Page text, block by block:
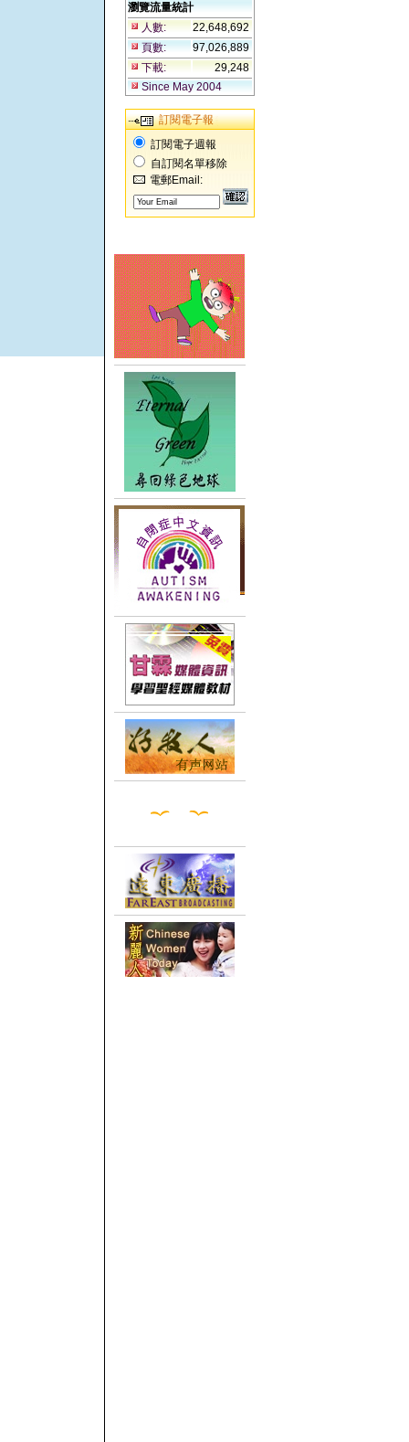
瀏覽流量統計
人數:
22,648,692
頁數:
97,026,889
下載:
29,248
Since May 2004
訂閱電子報
訂閱電子週報
自訂閱名單移除
電郵Email: